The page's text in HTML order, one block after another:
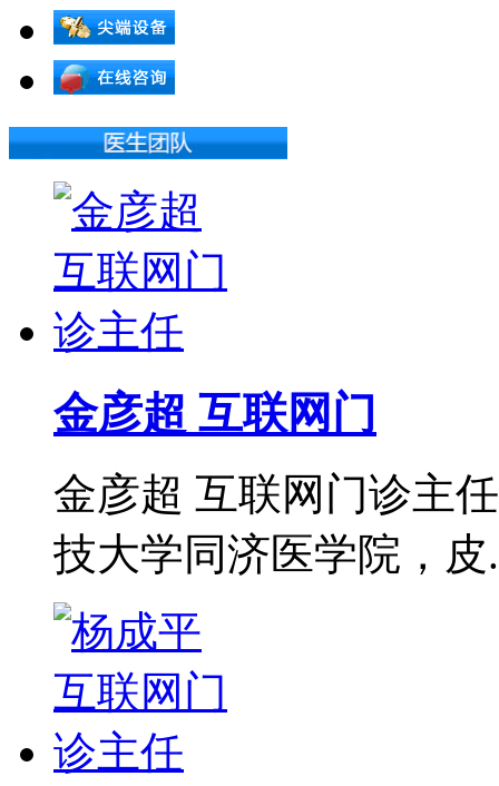
金彦超 互联网门
金彦超 互联网门诊主
技大学同济医学院，皮